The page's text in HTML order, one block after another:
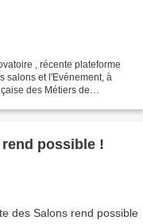
, récente plateforme
salons et l'Evénement, à
des Métiers de
rend possible !